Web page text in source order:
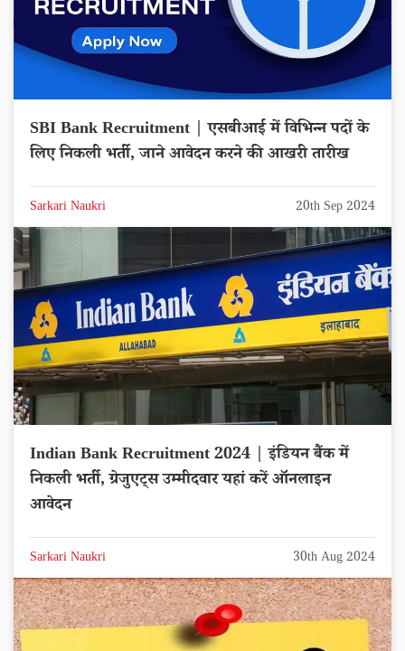
SBI Bank Recruitment | एसबीआई में विभिन्न पदों के
लिए निकली भर्ती, जाने आवेदन करने की आखरी तारीख
Sarkari Naukri 20th Sep 2024
Indian Bank Recruitment 2024 | इंडियन बैंक में
निकली भर्ती, ग्रेजुएट्स उम्मीदवार यहां करें ऑनलाइन
आवेदन
Sarkari Naukri 30th Aug 2024